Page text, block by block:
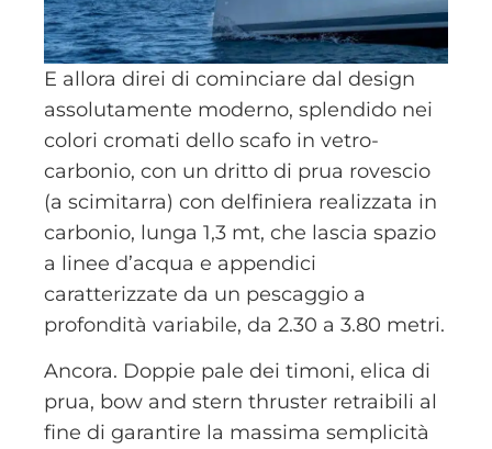
E allora direi di cominciare dal design
assolutamente moderno, splendido nei
colori cromati dello scafo in vetro-
carbonio, con un dritto di prua rovescio
(a scimitarra) con delfiniera realizzata in
carbonio, lunga 1,3 mt, che lascia spazio
a linee d’acqua e appendici
caratterizzate da un pescaggio a
profondità variabile, da 2.30 a 3.80 metri.
Ancora. Doppie pale dei timoni, elica di
prua, bow and stern thruster retraibili al
fine di garantire la massima semplicità